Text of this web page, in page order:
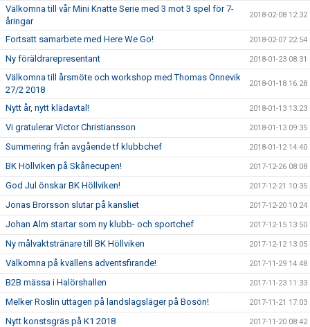
Välkomna till vår Mini Knatte Serie med 3 mot 3 spel för 7-
åringar
2018-02-08 12:32
Fortsatt samarbete med Here We Go! 2018-02-07 22:54
Ny föräldrarepresentant 2018-01-23 08:31
Välkomna till årsmöte och workshop med Thomas Önnevik
27/2 2018
2018-01-18 16:28
Nytt år, nytt klädavtal! 2018-01-13 13:23
Vi gratulerar Victor Christiansson 2018-01-13 09:35
Summering från avgående tf klubbchef 2018-01-12 14:40
BK Höllviken på Skånecupen! 2017-12-26 08:08
God Jul önskar BK Höllviken! 2017-12-21 10:35
Jonas Brorsson slutar på kansliet 2017-12-20 10:24
Johan Alm startar som ny klubb- och sportchef 2017-12-15 13:50
Ny målvaktstränare till BK Höllviken 2017-12-12 13:05
Välkomna på kvällens adventsfirande! 2017-11-29 14:48
B2B mässa i Halörshallen 2017-11-23 11:33
Melker Roslin uttagen på landslagsläger på Bosön! 2017-11-21 17:03
Nytt konstsgräs på K1 2018 2017-11-20 08:42